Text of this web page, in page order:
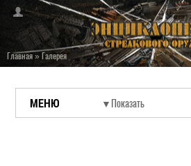
Главная»Галерея
МЕНЮ